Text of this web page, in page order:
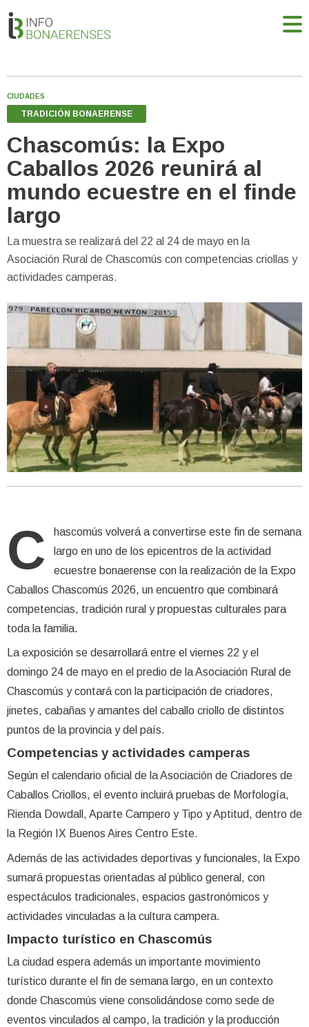
CIUDADES
TRADICIÓN BONAERENSE
Chascomús: la Expo
Caballos 2026 reunirá al
mundo ecuestre en el finde
largo
La muestra se realizará del 22 al 24 de mayo en la
Asociación Rural de Chascomús con competencias criollas y
actividades camperas.
C
hascomús volverá a convertirse este fin de semana
largo en uno de los epicentros de la actividad
ecuestre bonaerense con la realización de la Expo
Caballos Chascomús 2026, un encuentro que combinará
competencias, tradición rural y propuestas culturales para
toda la familia.
La exposición se desarrollará entre el viernes 22 y el
domingo 24 de mayo en el predio de la Asociación Rural de
Chascomús y contará con la participación de criadores,
jinetes, cabañas y amantes del caballo criollo de distintos
puntos de la provincia y del país.
Competencias y actividades camperas
Según el calendario oficial de la Asociación de Criadores de
Caballos Criollos, el evento incluirá pruebas de Morfología,
Rienda Dowdall, Aparte Campero y Tipo y Aptitud, dentro de
la Región IX Buenos Aires Centro Este.
Además de las actividades deportivas y funcionales, la Expo
sumará propuestas orientadas al público general, con
espectáculos tradicionales, espacios gastronómicos y
actividades vinculadas a la cultura campera.
Impacto turístico en Chascomús
La ciudad espera además un importante movimiento
turístico durante el fin de semana largo, en un contexto
donde Chascomús viene consolidándose como sede de
eventos vinculados al campo, la tradición y la producción